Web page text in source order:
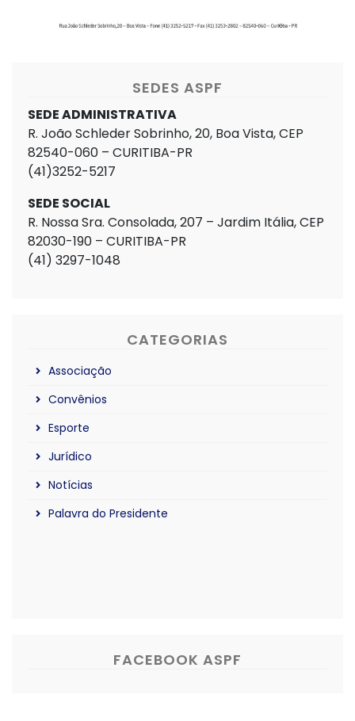
SEDES ASPF
SEDE ADMINISTRATIVA
R. João Schleder Sobrinho, 20, Boa Vista, CEP
82540-060 – CURITIBA-PR
(41)3252-5217
SEDE SOCIAL
R. Nossa Sra. Consolada, 207 – Jardim Itália, CEP
82030-190 – CURITIBA-PR
(41) 3297-1048
CATEGORIAS
Associação
Convênios
Esporte
Jurídico
Notícias
Palavra do Presidente
FACEBOOK ASPF